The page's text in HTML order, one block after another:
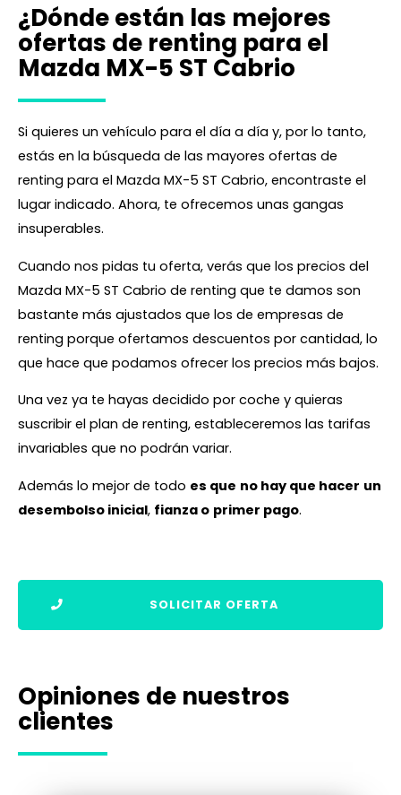
¿Dónde están las mejores
ofertas de renting para el
Mazda MX-5 ST Cabrio
Si quieres un vehículo para el día a día y, por lo tanto,
estás en la búsqueda de las mayores ofertas de
renting para el Mazda MX-5 ST Cabrio, encontraste el
lugar indicado. Ahora, te ofrecemos unas gangas
insuperables.
Cuando nos pidas tu oferta, verás que los precios del
Mazda MX-5 ST Cabrio de renting que te damos son
bastante más ajustados que los de empresas de
renting porque ofertamos descuentos por cantidad, lo
que hace que podamos ofrecer los precios más bajos.
Una vez ya te hayas decidido por coche y quieras
suscribir el plan de renting, estableceremos las tarifas
invariables que no podrán variar.
Además lo mejor de todo es que no hay que hacer un
desembolso inicial, fianza o primer pago.
SOLICITAR OFERTA
Opiniones de nuestros
clientes